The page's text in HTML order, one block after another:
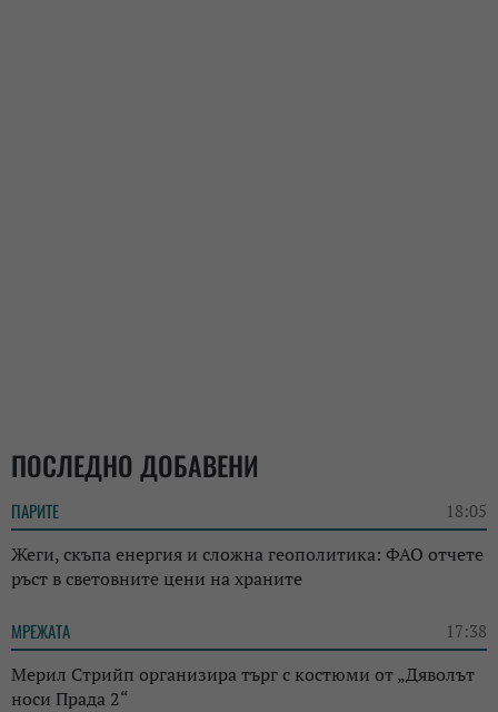
ПОСЛЕДНО ДОБАВЕНИ
ПАРИТЕ 18:05
Жеги, скъпа енергия и сложна геополитика: ФАО отчете
ръст в световните цени на храните
МРЕЖАТА 17:38
Мерил Стрийп организира търг с костюми от „Дяволът
носи Прада 2“